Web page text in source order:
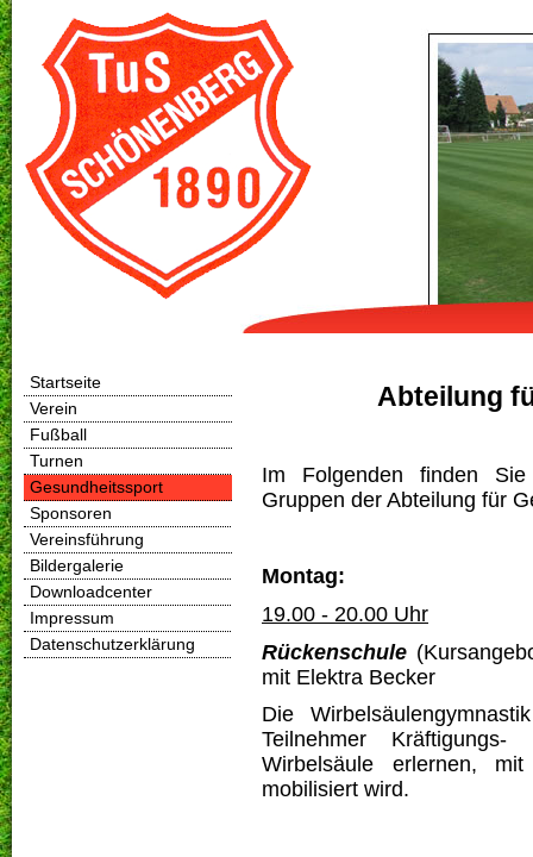
Startseite
Verein
Fußball
Turnen
Gesundheitssport
Sponsoren
Vereinsführung
Bildergalerie
Downloadcenter
Impressum
Datenschutzerklärung
Abteilung
Im Folgenden finden
Gruppen der Abteilung für
Montag:
19.00 - 20.00 Uhr
Rückenschule
mit Elektra Becker
Die
Teilnehmer
Wirbelsäule erlernen,
mobilisiert wird.